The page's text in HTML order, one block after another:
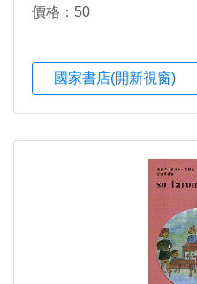
價格：50
國家書店(開新視窗)